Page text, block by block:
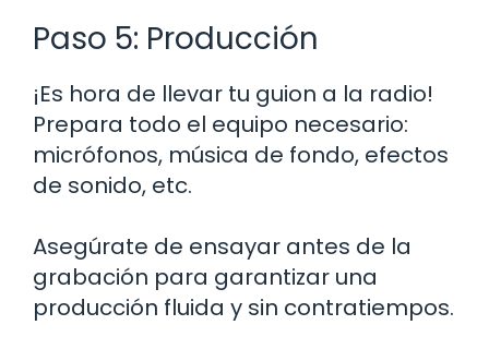
Paso 5: Producción
¡Es hora de llevar tu guion a la radio!
Prepara todo el equipo necesario:
micrófonos, música de fondo, efectos
de sonido, etc.
Asegúrate de ensayar antes de la
grabación para garantizar una
producción fluida y sin contratiempos.